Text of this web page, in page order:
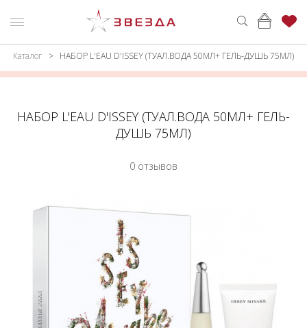
ВОЙТИ
Каталог
МАКИЯЖ
МУЖЧИНАМ
БРЕНДЫ
НОВИНКИ
Каталог НАБОР L'EAU D'ISSEY (ТУАЛ.ВОДА 50МЛ+ ГЕЛЬ-ДУШЬ 75МЛ)
НАБОР L'EAU D'ISSEY (ТУАЛ.ВОДА 50МЛ+ ГЕЛЬ-
ДУШЬ 75МЛ)
0 отзывов